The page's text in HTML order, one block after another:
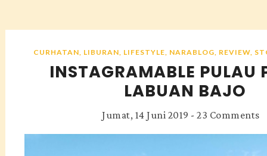
CURHATAN, LIBURAN, LIFESTYLE, NARABLOG, REVIEW,
INSTAGRAMABLE PULAU
LABUAN BAJO
Jumat, 14 Juni 2019 -23 Comments